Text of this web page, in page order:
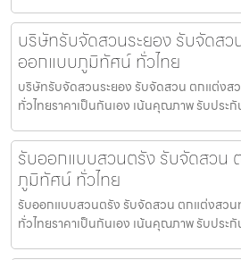
บริษัทรับจัดสวนระยอง รับจัดส
ออกแบบภูมิทัศน์ ทั่วไทย
บริษัทรับจัดสวนระยอง รับจัดสวน ตกแต่ง
ทั่วไทยราคาเป็นกันเอง เน้นคุณภาพ รับประ
รับออกแบบสวนตรัง รับจัดสวน
ภูมิทัศน์ ทั่วไทย
รับออกแบบสวนตรัง รับจัดสวน ตกแต่งสว
ทั่วไทยราคาเป็นกันเอง เน้นคุณภาพ รับประ